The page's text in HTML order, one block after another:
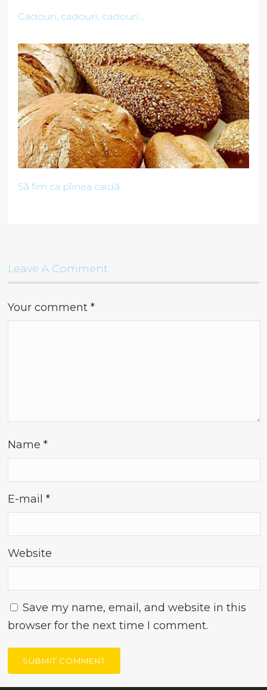
Cadouri, cadouri, cadouri...
Să fim ca pîinea caldă
Leave A Comment
Your comment*
Name*
E-mail*
Website
Save my name, email, and website in this
browser for the next time I comment.